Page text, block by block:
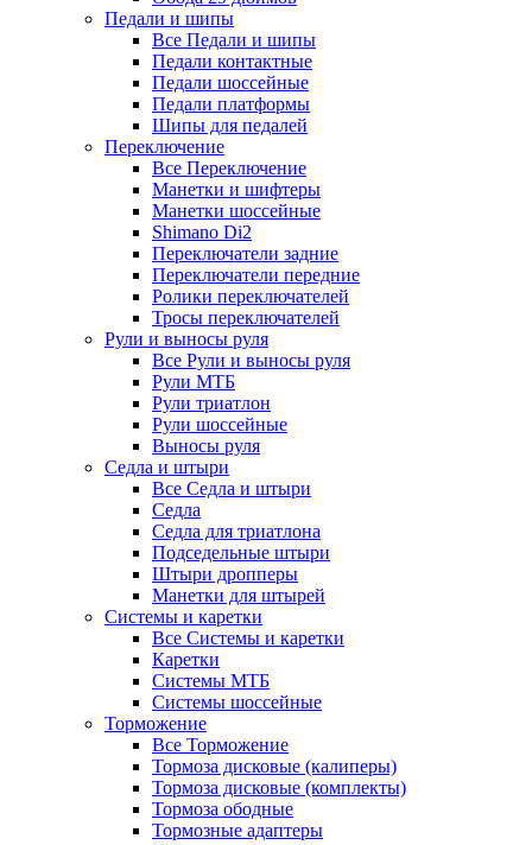
Педали и шипы
Все Педали и шипы
Педали контактные
Педали шоссейные
Педали платформы
Шипы для педалей
Переключение
Все Переключение
Манетки и шифтеры
Манетки шоссейные
Shimano Di2
Переключатели задние
Переключатели передние
Ролики переключателей
Тросы переключателей
Рули и выносы руля
Все Рули и выносы руля
Рули МТБ
Рули триатлон
Рули шоссейные
Выносы руля
Седла и штыри
Все Седла и штыри
Седла
Седла для триатлона
Подседельные штыри
Штыри дропперы
Манетки для штырей
Системы и каретки
Все Системы и каретки
Каретки
Системы МТБ
Системы шоссейные
Торможение
Все Торможение
Тормоза дисковые (калиперы)
Тормоза дисковые (комплекты)
Тормоза ободные
Тормозные адаптеры